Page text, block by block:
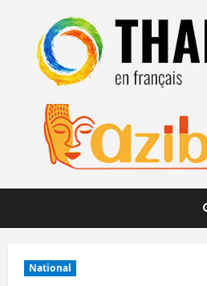
contenu
National